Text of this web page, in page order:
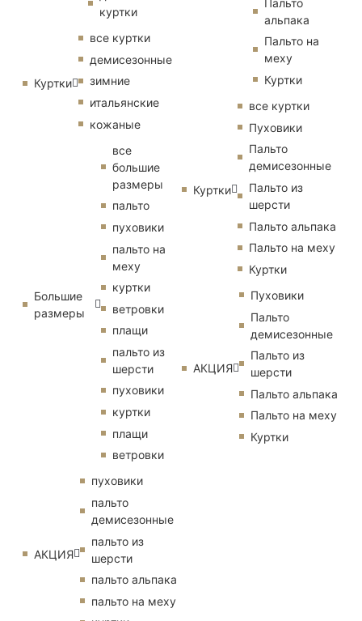
куртки
Куртки
все куртки
демисезонные
зимние
итальянские
кожаные
Большие
размеры
все
большие
размеры
пальто
пуховики
пальто на
меху
куртки
ветровки
плащи
пальто из
шерсти
пуховики
куртки
плащи
ветровки
АКЦИЯ
пуховики
пальто
демисезонные
пальто из
шерсти
пальто альпака
пальто на меху
альпака
Пальто на
меху
Куртки
Куртки
все куртки
Пуховики
Пальто
демисезонные
Пальто из
шерсти
Пальто альпака
Пальто на меху
Куртки
АКЦИЯ
Пуховики
Пальто
демисезонные
Пальто из
шерсти
Пальто альпака
Пальто на меху
Куртки